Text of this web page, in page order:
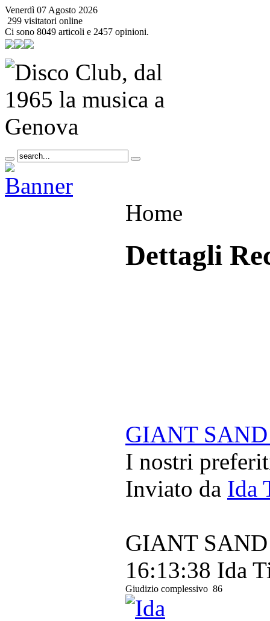
Venerdì 07 Agosto 2026
299 visitatori online
Ci sono 8049 articoli e 2457 opinioni.
Home
Dettagli
GIANT
I nostri
Inviato da Ida
GIANT
16:13:38 Ida
Giudizio complessivo 86